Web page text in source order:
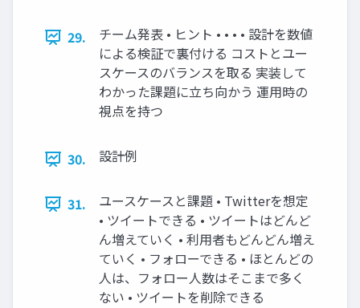
29.
チーム発表 • ヒント • • • • 設計を数値
による検証で裏付ける コストとユー
スケースのバランスを取る 実装して
わかった課題に立ち向かう 運用時の
視点を持つ
30. 設計例
31.
ユースケースと課題 • Twitterを想定
• ツイートできる • ツイートはどんど
ん増えていく • 利用者もどんどん増え
ていく • フォローできる • ほとんどの
人は、フォロー人数はそこまで多く
ない • ツイートを削除できる